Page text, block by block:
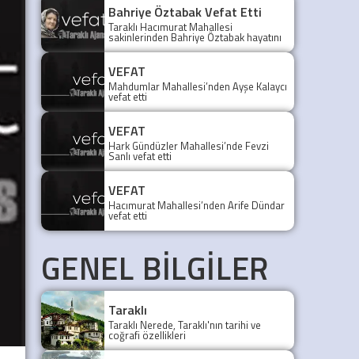
Bahriye Öztabak Vefat Etti
Taraklı Hacımurat Mahallesi
sakinlerinden Bahriye Öztabak hayatını
kaybetti. Cenazesi 29 Temmuz 2026
VEFAT
Mahdumlar Mahallesi’nden Ayşe Kalaycı
vefat etti
VEFAT
Hark Gündüzler Mahallesi’nde Fevzi
Sanlı vefat etti
VEFAT
Hacımurat Mahallesi’nden Arife Dündar
vefat etti
GENEL BİLGİLER
Taraklı
Taraklı Nerede, Taraklı'nın tarihi ve
coğrafi özellikleri